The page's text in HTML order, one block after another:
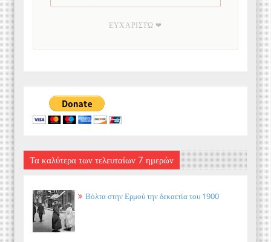
ΕΥΧΑΡΙΣΤΏ ❤
Τα καλύτερα των τελευταίων 7 ημερών
Βόλτα στην Ερμού την δεκαετία του 1900